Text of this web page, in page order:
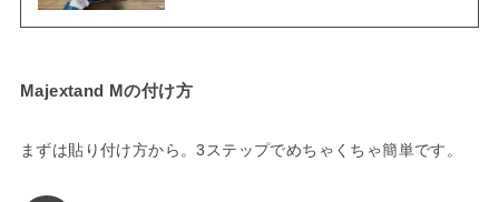
Majextand Mの付け方
まずは貼り付け方から。3ステップでめちゃくちゃ簡単です。